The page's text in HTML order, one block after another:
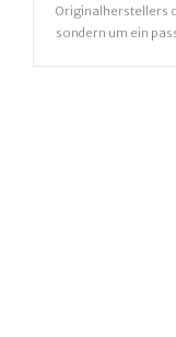
Originalherstellers
sondern um ein